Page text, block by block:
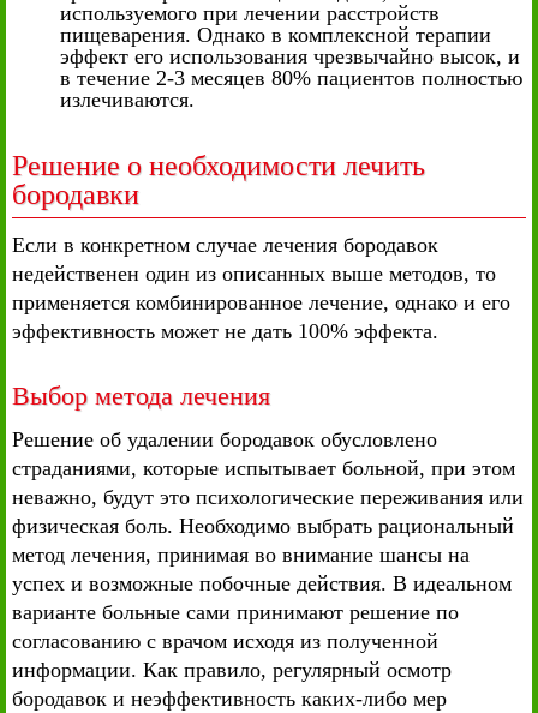
используемого при лечении расстройств
пищеварения. Однако в комплексной терапии
эффект его использования чрезвычайно высок, и
в течение 2-3 месяцев 80% пациентов полностью
излечиваются.
Решение о необходимости лечить
бородавки
Если в конкретном случае лечения бородавок
недейственен один из описанных выше методов, то
применяется комбинированное лечение, однако и его
эффективность может не дать 100% эффекта.
Выбор метода лечения
Решение об удалении бородавок обусловлено
страданиями, которые испытывает больной, при этом
неважно, будут это психологические переживания или
физическая боль. Необходимо выбрать рациональный
метод лечения, принимая во внимание шансы на
успех и возможные побочные действия. В идеальном
варианте больные сами принимают решение по
согласованию с врачом исходя из полученной
информации. Как правило, регулярный осмотр
бородавок и неэффективность каких-либо мер